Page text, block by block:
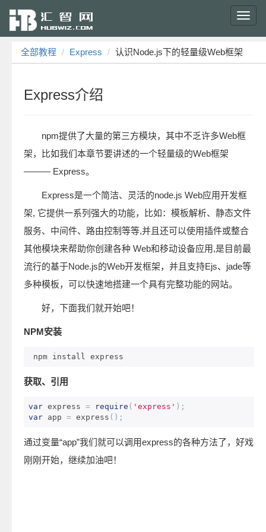
全部教程 Express 认识Node.js下的轻量级Web框架
Express介绍
npm提供了大量的第三方模块，其中不乏许多Web框
架，比如我们本章节要讲述的一个轻量级的Web框架
——— Express。
Express是一个简洁、灵活的node.js Web应用开发框
架, 它提供一系列强大的功能，比如：模板解析、静态文件
服务、中间件、路由控制等等,并且还可以使用插件或整合
其他模块来帮助你创建各种 Web和移动设备应用,是目前最
流行的基于Node.js的Web开发框架，并且支持Ejs、jade等
多种模板，可以快速地搭建一个具有完整功能的网站。
好，下面我们就开始吧！
NPM安装
npm install express
获取、引用
var express = require ( 'express' );
var app = express ();
通过变量“app”我们就可以调用express的各种方法了，好戏
刚刚开始，继续加油吧！